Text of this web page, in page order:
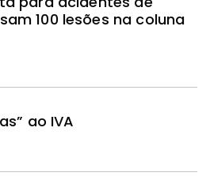
100 lesões na coluna
ao IVA